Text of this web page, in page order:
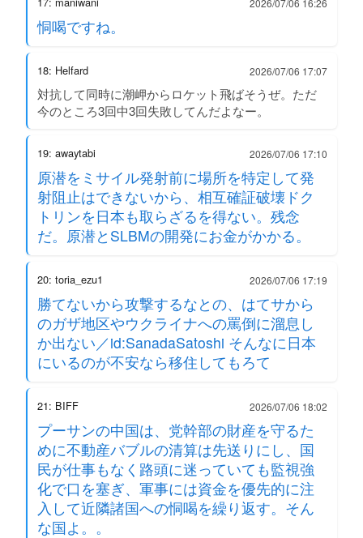
恫喝ですね。
18: Helfard 2026/07/06 17:07
対抗して同時に潮岬からロケット飛ばそうぜ。ただ
今のところ3回中3回失敗してんだよなー。
19: awaytabi 2026/07/06 17:10
原潜をミサイル発射前に場所を特定して発
射阻止はできないから、相互確証破壊ドク
トリンを日本も取らざるを得ない。残念
だ。原潜とSLBMの開発にお金がかかる。
20: toria_ezu1 2026/07/06 17:19
勝てないから攻撃するなとの、はてサから
のガザ地区やウクライナへの罵倒に溜息し
か出ない／id:SanadaSatoshi そんなに日本
にいるのが不安なら移住してもろて
21: BIFF 2026/07/06 18:02
プーサンの中国は、党幹部の財産を守るた
めに不動産バブルの清算は先送りにし、国
民が仕事もなく路頭に迷っていても監視強
化で口を塞ぎ、軍事には資金を優先的に注
入して近隣諸国への恫喝を繰り返す。そん
な国よ。。